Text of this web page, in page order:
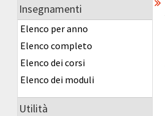
Insegnamenti
Elenco per anno
Elenco completo
Elenco dei corsi
Elenco dei moduli
Utilità